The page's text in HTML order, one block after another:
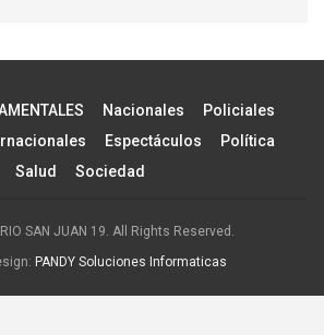
Nacionales
Policiales
Espectáculos
Política
Salud
Sociedad
SAN JUAN 19. All Rights Reserved.
PANDY Soluciones Informaticas